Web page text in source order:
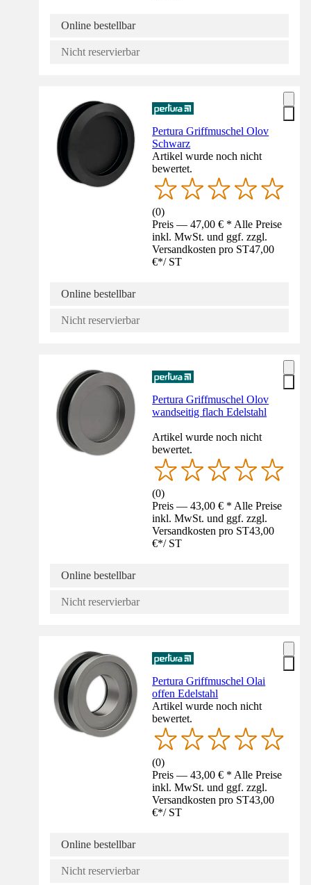
Online bestellbar
Nicht reservierbar
Pertura Griffmuschel Olov
Schwarz
Artikel wurde noch nicht
bewertet.
(0)
Preis — 47,00 € * Alle Preise
inkl. MwSt. und ggf. zzgl.
Versandkosten pro ST47,00
€*/ ST
Online bestellbar
Nicht reservierbar
Pertura Griffmuschel Olov
wandseitig flach Edelstahl
Artikel wurde noch nicht
bewertet.
(0)
Preis — 43,00 € * Alle Preise
inkl. MwSt. und ggf. zzgl.
Versandkosten pro ST43,00
€*/ ST
Online bestellbar
Nicht reservierbar
Pertura Griffmuschel Olai
offen Edelstahl
Artikel wurde noch nicht
bewertet.
(0)
Preis — 43,00 € * Alle Preise
inkl. MwSt. und ggf. zzgl.
Versandkosten pro ST43,00
€*/ ST
Online bestellbar
Nicht reservierbar